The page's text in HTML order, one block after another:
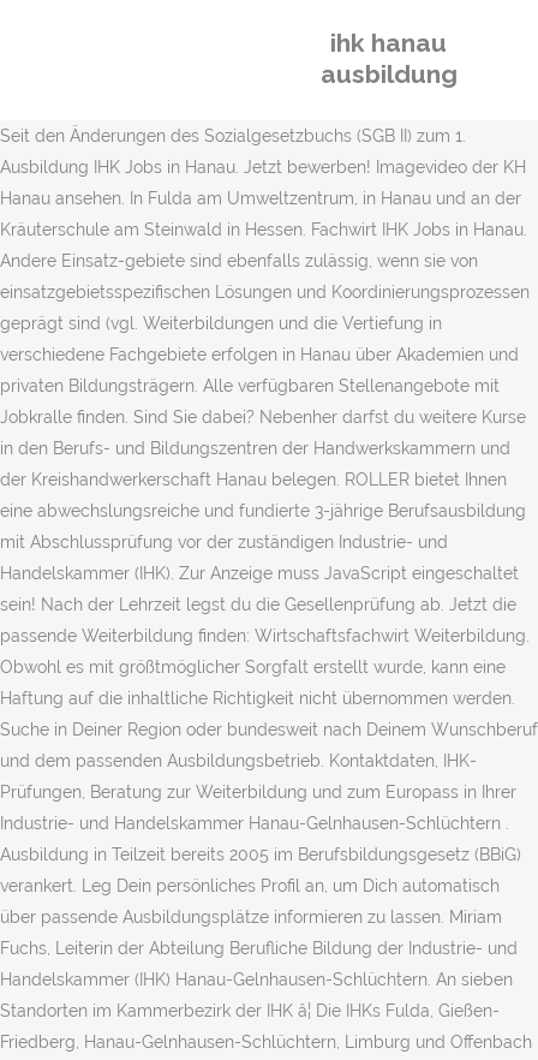
ihk hanau
ausbildung
Seit den Änderungen des Sozialgesetzbuchs (SGB II) zum 1.
Ausbildung IHK Jobs in Hanau. Jetzt bewerben! Imagevideo der KH
Hanau ansehen. In Fulda am Umweltzentrum, in Hanau und an der
Kräuterschule am Steinwald in Hessen. Fachwirt IHK Jobs in Hanau.
Andere Einsatz-gebiete sind ebenfalls zulässig, wenn sie von
einsatzgebietsspezifischen Lösungen und Koordinierungsprozessen
geprägt sind (vgl. Weiterbildungen und die Vertiefung in
verschiedene Fachgebiete erfolgen in Hanau über Akademien und
privaten Bildungsträgern. Alle verfügbaren Stellenangebote mit
Jobkralle finden. Sind Sie dabei? Nebenher darfst du weitere Kurse
in den Berufs- und Bildungszentren der Handwerkskammern und
der Kreishandwerkerschaft Hanau belegen. ROLLER bietet Ihnen
eine abwechslungsreiche und fundierte 3-jährige Berufsausbildung
mit Abschlussprüfung vor der zuständigen Industrie- und
Handelskammer (IHK). Zur Anzeige muss JavaScript eingeschaltet
sein! Nach der Lehrzeit legst du die Gesellenprüfung ab. Jetzt die
passende Weiterbildung finden: Wirtschaftsfachwirt Weiterbildung.
Obwohl es mit größtmöglicher Sorgfalt erstellt wurde, kann eine
Haftung auf die inhaltliche Richtigkeit nicht übernommen werden.
Suche in Deiner Region oder bundesweit nach Deinem Wunschberuf
und dem passenden Ausbildungsbetrieb. Kontaktdaten, IHK-
Prüfungen, Beratung zur Weiterbildung und zum Europass in Ihrer
Industrie- und Handelskammer Hanau-Gelnhausen-Schlüchtern .
Ausbildung in Teilzeit bereits 2005 im Berufsbildungsgesetz (BBiG)
verankert. Leg Dein persönliches Profil an, um Dich automatisch
über passende Ausbildungsplätze informieren zu lassen. Miriam
Fuchs, Leiterin der Abteilung Berufliche Bildung der Industrie- und
Handelskammer (IHK) Hanau-Gelnhausen-Schlüchtern. An sieben
Standorten im Kammerbezirk der IHK â¦ Die IHKs Fulda, Gießen-
Friedberg, Hanau-Gelnhausen-Schlüchtern, Limburg und Offenbach